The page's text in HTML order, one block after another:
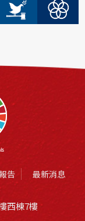
告 最新消息
西棟7樓